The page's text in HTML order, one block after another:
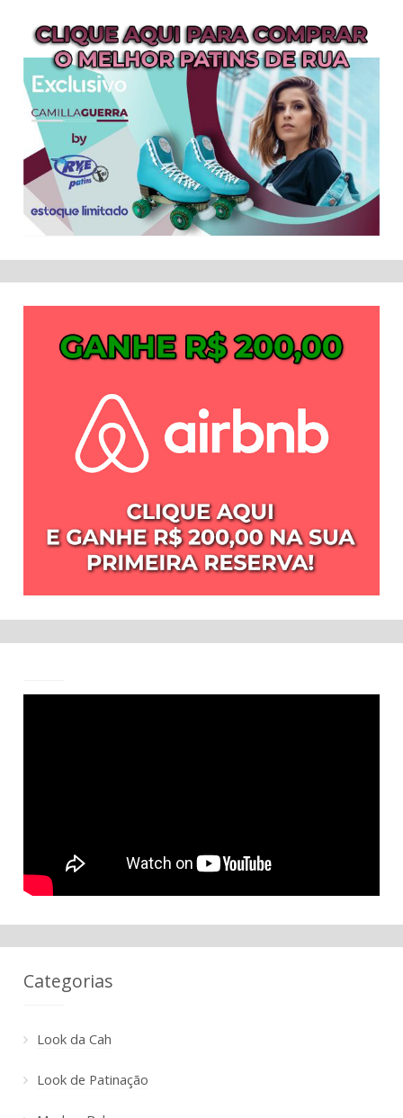
Categorias
Look da Cah
Look de Patinação